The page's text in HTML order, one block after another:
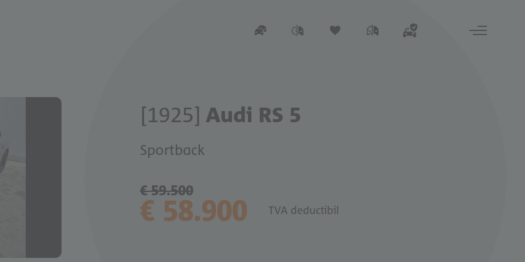
[1925] Audi RS 5
Sportback
€ 59.500
€ 58.900 TVA deductibil